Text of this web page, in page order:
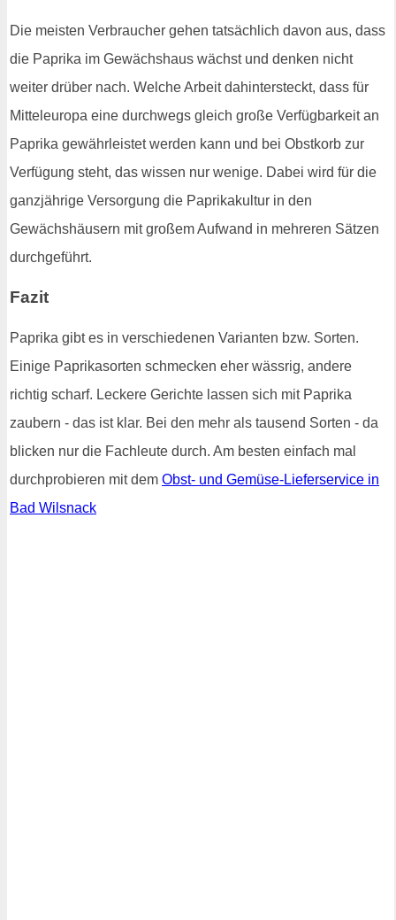
Die meisten Verbraucher gehen tatsächlich davon aus, dass
die Paprika im Gewächshaus wächst und denken nicht
weiter drüber nach. Welche Arbeit dahintersteckt, dass für
Mitteleuropa eine durchwegs gleich große Verfügbarkeit an
Paprika gewährleistet werden kann und bei Obstkorb zur
Verfügung steht, das wissen nur wenige. Dabei wird für die
ganzjährige Versorgung die Paprikakultur in den
Gewächshäusern mit großem Aufwand in mehreren Sätzen
durchgeführt.
Fazit
Paprika gibt es in verschiedenen Varianten bzw. Sorten.
Einige Paprikasorten schmecken eher wässrig, andere
richtig scharf. Leckere Gerichte lassen sich mit Paprika
zaubern - das ist klar. Bei den mehr als tausend Sorten - da
blicken nur die Fachleute durch. Am besten einfach mal
durchprobieren mit dem Obst- und Gemüse-Lieferservice in
Bad Wilsnack